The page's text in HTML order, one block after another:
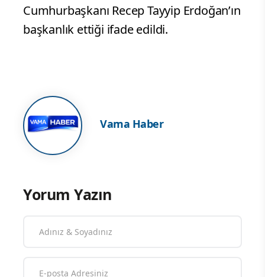
Cumhurbaşkanı Recep Tayyip Erdoğan’ın
başkanlık ettiği ifade edildi.
Vama Haber
Yorum Yazın